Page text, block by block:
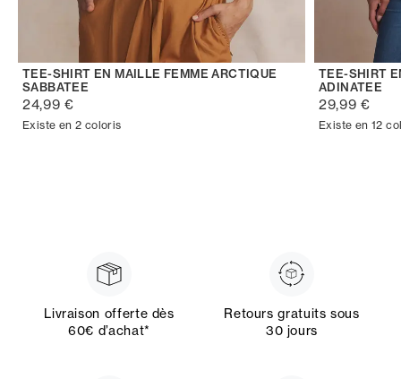
TEE-SHIRT EN MAILLE FEMME ARCTIQUE
SABBATEE
24,99 €
Existe en 2 coloris
TEE-SHIRT
ADINATEE
29,99 €
Existe en 12
Livraison offerte dès
60€ d’achat*
Retours gratuits sous
30 jours